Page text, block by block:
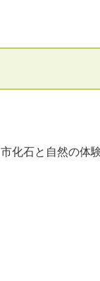
化石と自然の体